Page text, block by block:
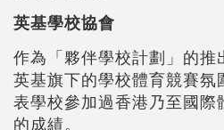
英基學校協會
作為「夥伴學校計劃 」的推
英基旗下的學校體育競賽氛
表學校參加過香港乃至國際
的成績。